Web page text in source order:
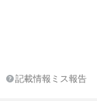
記載情報ミス報告